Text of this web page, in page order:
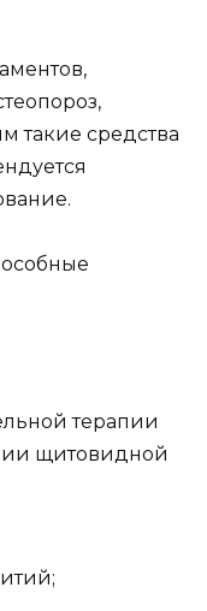
такие средства
терапии
щитовидной